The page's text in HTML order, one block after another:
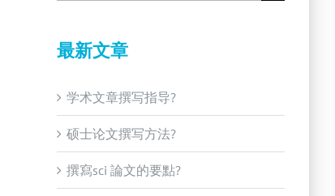
for:
最新文章
学术文章撰写指导?
硕士论文撰写方法?
撰寫sci 論文的要點?